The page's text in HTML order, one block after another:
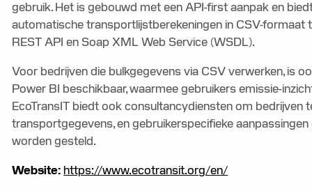
gebruik. Het is gebouwd met een API-first aanpak en
automatische transportlijstberekeningen in CSV-
REST API en Soap XML Web Service (WSDL).
Voor bedrijven die bulkgegevens via CSV verwerken, is
Power BI beschikbaar, waarmee gebruikers emissie-
EcoTransIT biedt ook consultancydiensten om bedrijven
transportgegevens, en gebruikerspecifieke
worden gesteld.
Website: https://www.ecotransit.org/en/